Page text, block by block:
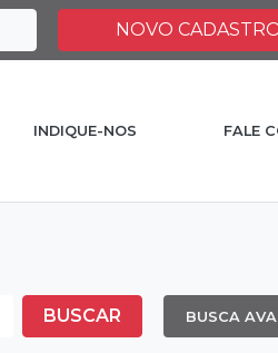
NOVO
INDIQUE-NOS FALE
BUSCAR BUSCA